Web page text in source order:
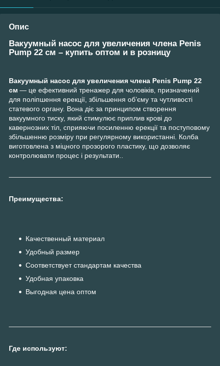
Опис
Вакуумный насос для увеличения члена Penis
Pump 22 см – купить оптом и в розницу
Вакуумный насос для увеличения члена Penis Pump 22
см — це ефективний тренажер для чоловіків, призначений
для поліпшення ерекції, збільшення об’єму та чутливості
статевого органу. Вона діє за принципом створення
вакуумного тиску, який стимулює приплив крові до
кавернозних тіл, сприяючи посиленню ерекції та поступовому
збільшенню розміру при регулярному використанні. Колба
виготовлена з міцного прозорого пластику, що дозволяє
контролювати процес і результати..
Преимущества:
Качественный материал
Удобный размер
Соответствует стандартам качества
Удобная упаковка
Выгодная цена оптом
Где используют: